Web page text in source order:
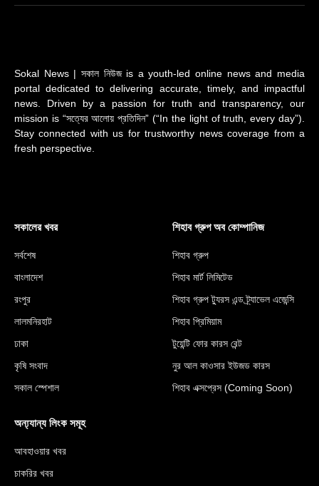
(Twitter)
Sokal News | সকাল নিউজ is a youth-led online news and media
portal dedicated to delivering accurate, timely, and impactful
news. Driven by a passion for truth and transparency, our
mission is “সত্যের আলোয় প্রতিদিন” (“In the light of truth, every day”).
Stay connected with us for trustworthy news coverage from a
fresh perspective.
সকালের খবর
সর্বশেষ
বাংলাদেশ
রংপুর
লালমনিরহাট
ঢাকা
কৃষি সংবাদ
সকাল স্পেশাল
শিহাব গ্রুপ অব কোম্পানিজ
শিহাব গ্রুপ
শিহাব মার্ট লিমিটেড
শিহাব গ্রুপ ট্যুরস এন্ড ট্র্যাভেল এজেন্সি
শিহাব প্রিমিয়াম
টুয়েন্টি ফোর কারস রেন্ট
নুর আল কাওসার ইউজড কারস
শিহাব এক্সপ্রেস (Coming Soon)
অন্য্যান্য লিংক সমূহ
আবহাওয়ার খবর
চাকরির খবর